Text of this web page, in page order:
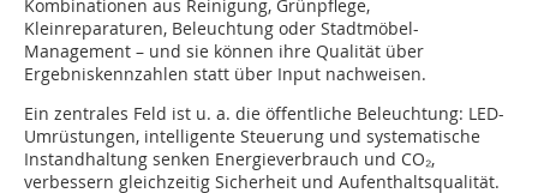
Kombinationen aus Reinigung, Grünpflege,
Kleinreparaturen, Beleuchtung oder Stadtmöbel-
Management – und sie können ihre Qualität über
Ergebniskennzahlen statt über Input nachweisen.
Ein zentrales Feld ist u. a. die öffentliche Beleuchtung: LED-
Umrüstungen, intelligente Steuerung und systematische
Instandhaltung senken Energieverbrauch und CO₂,
verbessern gleichzeitig Sicherheit und Aufenthaltsqualität.